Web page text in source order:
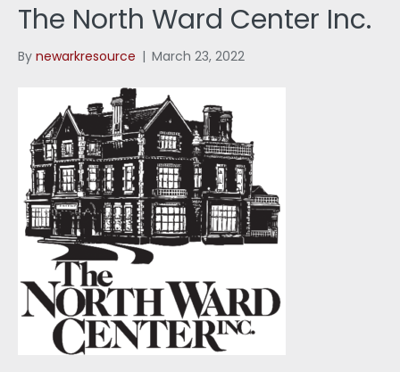
The North Ward Center Inc.
By newarkresource | March 23, 2022